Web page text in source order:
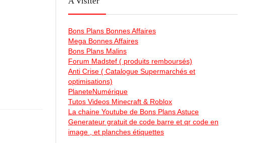
Bons Plans Bonnes Affaires
Mega Bonnes Affaires
Bons Plans Malins
Forum Madstef ( produits remboursés)
Anti Crise ( Catalogue Supermarchés et
optimisations)
PlaneteNumérique
Tutos Videos Minecraft & Roblox
La chaine Youtube de Bons Plans Astuce
Generateur gratuit de code barre et qr code en
image , et planches étiquettes